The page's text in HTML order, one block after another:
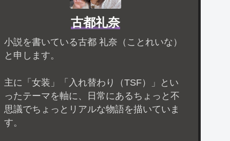
古都礼奈
小説を書いている古都 礼奈（ことれいな）
と申します。
主に「女装」「入れ替わり（TSF）」とい
ったテーマを軸に、日常にあるちょっと不
思議でちょっとリアルな物語を描いていま
す。